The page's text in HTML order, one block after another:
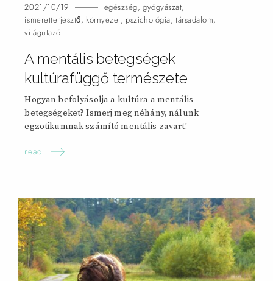
2021/10/19 egészség,gyógyászat,
ismeretterjesztő, környezet, pszichológia, társadalom,
világutazó
A mentális betegségek
kultúrafüggő természete
Hogyan befolyásolja a kultúra a mentális
betegségeket? Ismerj meg néhány, nálunk
egzotikumnak számító mentális zavart!
read